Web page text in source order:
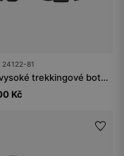
24122-81
Černé vysoké trekkingové boty pánské
Kč